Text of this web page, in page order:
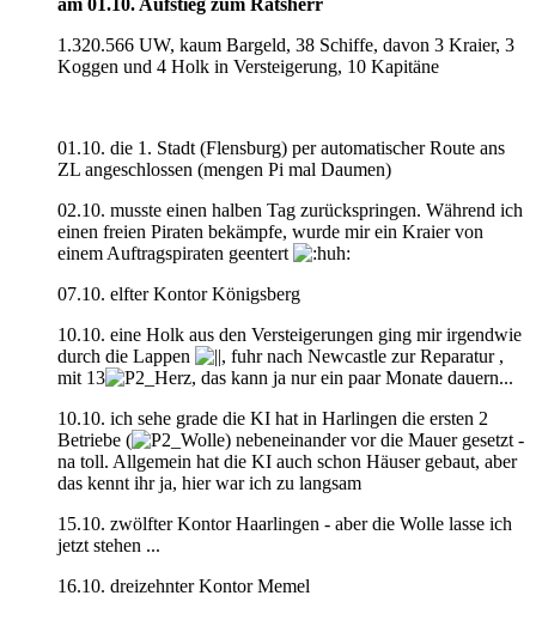
1.320.566 UW, kaum Bargeld, 38 Schiffe, davon 3 Kraier, 3
Koggen und 4 Holk in Versteigerung, 10 Kapitäne
01.10. die 1. Stadt (Flensburg) per automatischer Route ans
ZL angeschlossen (mengen Pi mal Daumen)
02.10. musste einen halben Tag zurückspringen. Während ich
einen freien Piraten bekämpfe, wurde mir ein Kraier von
einem Auftragspiraten geentert
07.10. elfter Kontor Königsberg
10.10. eine Holk aus den Versteigerungen ging mir irgendwie
durch die Lappen
, fuhr nach Newcastle zur Reparatur ,
mit 13
, das kann ja nur ein paar Monate dauern...
10.10. ich sehe grade die KI hat in Harlingen die ersten 2
Betriebe (
) nebeneinander vor die Mauer gesetzt -
na toll. Allgemein hat die KI auch schon Häuser gebaut, aber
das kennt ihr ja, hier war ich zu langsam
15.10. zwölfter Kontor Haarlingen - aber die Wolle lasse ich
jetzt stehen ...
16.10. dreizehnter Kontor Memel